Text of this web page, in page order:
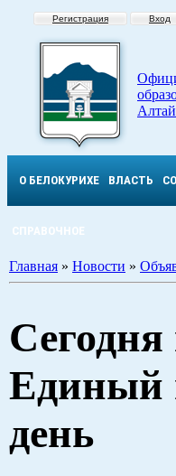
Регистрация Вход
О БЕЛОКУРИХЕ ВЛАСТЬ
СПРАВОЧНОЕ
Главная » Новости »
Единый
день